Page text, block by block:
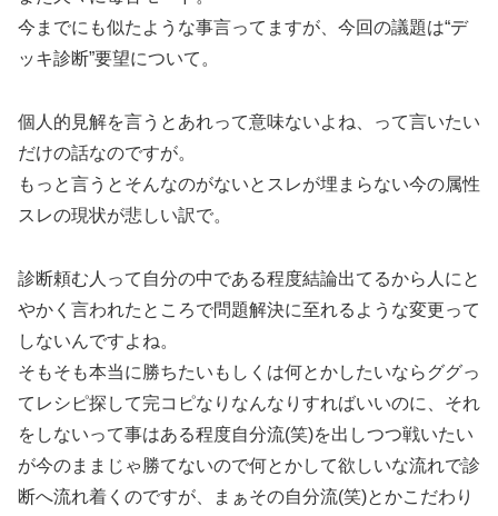
今までにも似たような事言ってますが、今回の議題は“デ
ッキ診断”要望について。
個人的見解を言うとあれって意味ないよね、って言いたい
だけの話なのですが。
もっと言うとそんなのがないとスレが埋まらない今の属性
スレの現状が悲しい訳で。
診断頼む人って自分の中である程度結論出てるから人にと
やかく言われたところで問題解決に至れるような変更って
しないんですよね。
そもそも本当に勝ちたいもしくは何とかしたいならググっ
てレシピ探して完コピなりなんなりすればいいのに、それ
をしないって事はある程度自分流(笑)を出しつつ戦いたい
が今のままじゃ勝てないので何とかして欲しいな流れで診
断へ流れ着くのですが、まぁその自分流(笑)とかこだわり